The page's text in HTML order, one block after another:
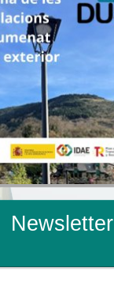
Newsletter